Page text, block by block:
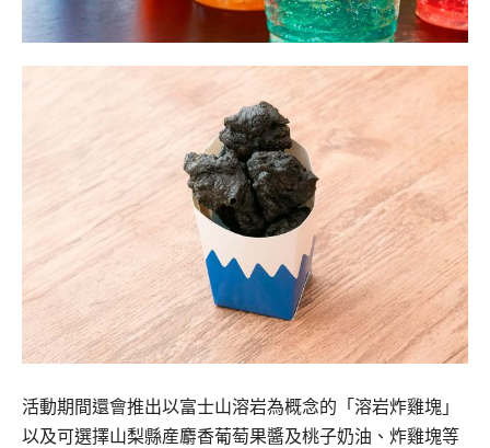
活動期間還會推出以富士山溶岩為概念的「溶岩炸雞塊」
以及可選擇山梨縣産麝香葡萄果醬及桃子奶油、炸雞塊等